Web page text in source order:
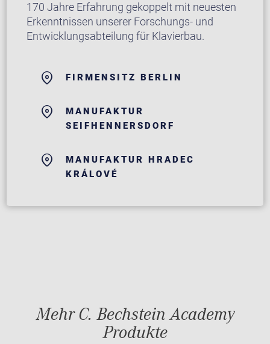
170 Jahre Erfahrung gekoppelt mit neuesten
Erkenntnissen unserer Forschungs- und
Entwicklungsabteilung für Klavierbau.
FIRMENSITZ BERLIN
MANUFAKTUR
SEIFHENNERSDORF
MANUFAKTUR HRADEC
KRÁLOVÉ
Mehr C. Bechstein Academy
Produkte